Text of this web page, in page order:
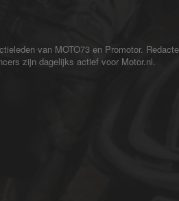
van MOTO73 en Promotor.
zijn dagelijks actief voor Motor.nl.